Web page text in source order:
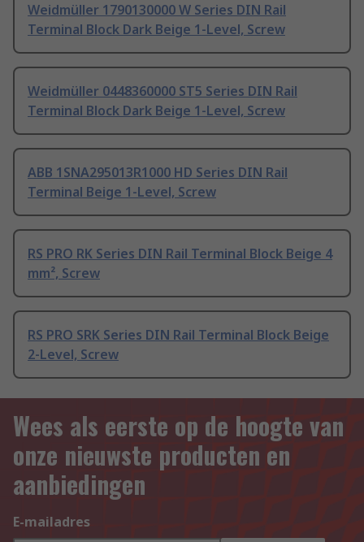
Weidmüller 1790130000 W Series DIN Rail
Terminal Block Dark Beige 1-Level, Screw
Weidmüller 0448360000 ST5 Series DIN Rail
Terminal Block Dark Beige 1-Level, Screw
ABB 1SNA295013R1000 HD Series DIN Rail
Terminal Beige 1-Level, Screw
RS PRO RK Series DIN Rail Terminal Block Beige 4
mm², Screw
RS PRO SRK Series DIN Rail Terminal Block Beige
2-Level, Screw
Wees als eerste op de hoogte van
onze nieuwste producten en
aanbiedingen
E-mailadres